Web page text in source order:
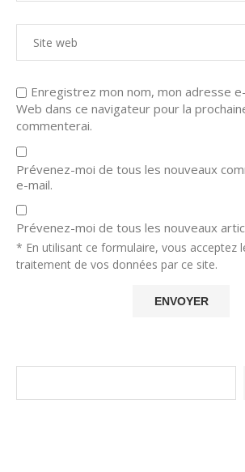
Enregistrez mon nom, mon adresse
Web dans ce navigateur pour la
commenterai.
Prévenez-moi de tous les nouveaux
e-mail.
Prévenez-moi de tous les nouveaux
* En utilisant ce formulaire, vous acceptez
traitement de vos données par ce site.